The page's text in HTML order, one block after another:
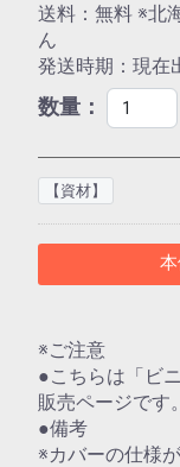
送料：無料 ※北
ん
発送時期：現在
数量：
【資材】
※ご注意
●こちらは「ビ
販売ページです。
●備考
※カバーの仕様